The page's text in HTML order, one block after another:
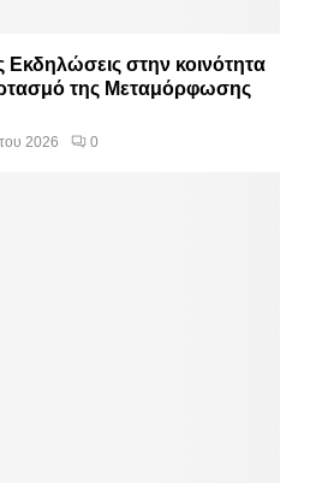
Εκδηλώσεις στην κοινότητα
της Μεταμόρφωσης
2026 0